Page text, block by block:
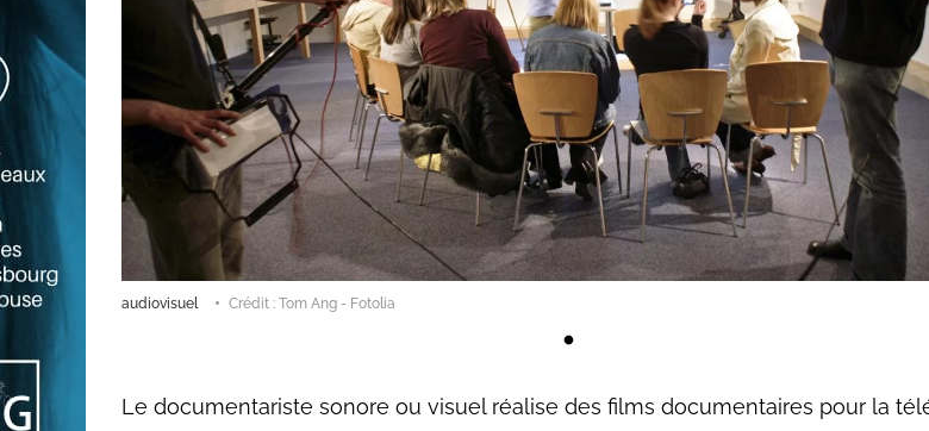
audiovisuel Crédit : Tom Ang - Fotolia
Le documentariste sonore ou visuel réalise des films documentaires pour la